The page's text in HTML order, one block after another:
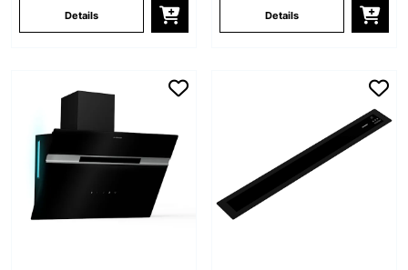
Details Details